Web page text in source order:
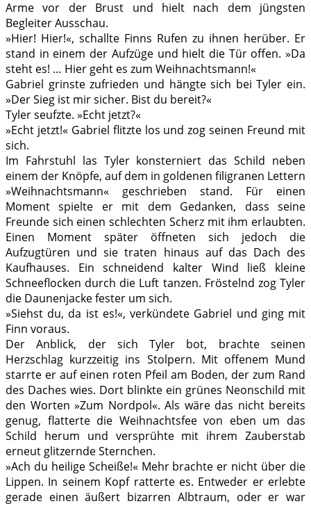
Arme vor der Brust und hielt nach dem jüngsten
Begleiter Ausschau.
»Hier! Hier!«, schallte Finns Rufen zu ihnen herüber. Er
stand in einem der Aufzüge und hielt die Tür offen. »Da
steht es! … Hier geht es zum Weihnachtsmann!«
Gabriel grinste zufrieden und hängte sich bei Tyler ein.
»Der Sieg ist mir sicher. Bist du bereit?«
Tyler seufzte. »Echt jetzt?«
»Echt jetzt!« Gabriel flitzte los und zog seinen Freund mit
sich.
Im Fahrstuhl las Tyler konsterniert das Schild neben
einem der Knöpfe, auf dem in goldenen filigranen Lettern
»Weihnachtsmann« geschrieben stand. Für einen
Moment spielte er mit dem Gedanken, dass seine
Freunde sich einen schlechten Scherz mit ihm erlaubten.
Einen Moment später öffneten sich jedoch die
Aufzugtüren und sie traten hinaus auf das Dach des
Kaufhauses. Ein schneidend kalter Wind ließ kleine
Schneeflocken durch die Luft tanzen. Fröstelnd zog Tyler
die Daunenjacke fester um sich.
»Siehst du, da ist es!«, verkündete Gabriel und ging mit
Finn voraus.
Der Anblick, der sich Tyler bot, brachte seinen
Herzschlag kurzzeitig ins Stolpern. Mit offenem Mund
starrte er auf einen roten Pfeil am Boden, der zum Rand
des Daches wies. Dort blinkte ein grünes Neonschild mit
den Worten »Zum Nordpol«. Als wäre das nicht bereits
genug, flatterte die Weihnachtsfee von eben um das
Schild herum und versprühte mit ihrem Zauberstab
erneut glitzernde Sternchen.
»Ach du heilige Scheiße!« Mehr brachte er nicht über die
Lippen. In seinem Kopf ratterte es. Entweder er erlebte
gerade einen äußert bizarren Albtraum, oder er war